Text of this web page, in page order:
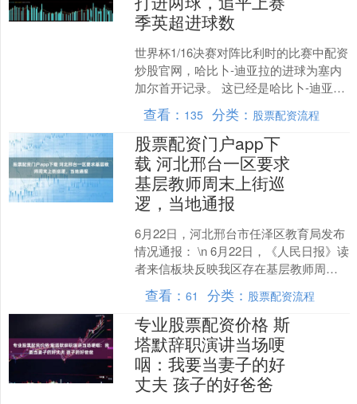
季英超进球数
世界杯1/16决赛对阵比利时的比赛中配资
炒股官网，哈比卜-迪亚拉的进球为塞内
加尔首开记录。 这已经是哈比卜-迪亚拉
在本届世界杯出场的三场比赛里取得的
第二个进球，....
查看： 135 分类： 股票配资流程
股票配资门户app下
载 河北邢台一区要求
基层教师周末上街巡
逻，当地通报
6月22日，河北邢台市任泽区教育局发布
情况通报： \n 6月22日，《人民日报》读
者来信板块反映我区存在基层教师周末
参与巡查的情况。区委、区政府高度重
视，第一时....
查看：61 分类： 股票配资流程
专业股票配资价格 斯
塔默辞职演讲当场哽
咽：我要当妻子的好
丈夫 孩子的好爸爸